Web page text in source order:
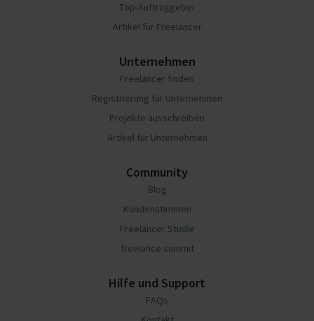
Top-Auftraggeber
Artikel für Freelancer
Unternehmen
Freelancer finden
Registrierung für Unternehmen
Projekte ausschreiben
Artikel für Unternehmen
Community
Blog
Kundenstimmen
Freelancer Studie
freelance summit
Hilfe und Support
FAQs